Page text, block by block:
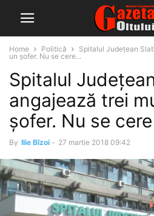
Home Politică
Spitalul Județean
un șofer. Nu se cere...
Spitalul
angajează trei
șofer. Nu se
By Ilie Bîzoi - 27 martie 2018 09:42